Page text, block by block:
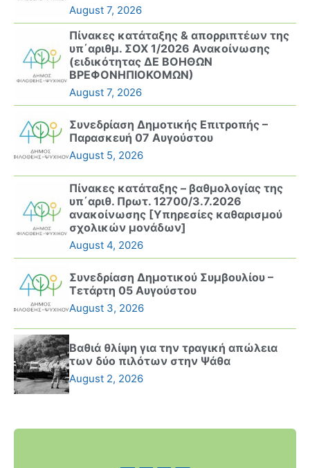
August 7, 2026
Πίνακες κατάταξης & απορριπτέων της
υπ΄αριθμ. ΣΟΧ 1/2026 Ανακοίνωσης
(ειδικότητας ΔΕ ΒΟΗΘΩΝ
ΒΡΕΦΟΝΗΠΙΟΚΟΜΩΝ)
August 7, 2026
Συνεδρίαση Δημοτικής Επιτροπής –
Παρασκευή 07 Αυγούστου
August 5, 2026
Πίνακες κατάταξης – βαθμολογίας της
υπ΄αριθ. Πρωτ. 12700/3.7.2026
ανακοίνωσης [Υπηρεσίες καθαρισμού
σχολικών μονάδων]
August 4, 2026
Συνεδρίαση Δημοτικού Συμβουλίου –
Τετάρτη 05 Αυγούστου
August 3, 2026
Βαθιά θλίψη για την τραγική απώλεια
των δύο πιλότων στην Ψάθα
August 2, 2026